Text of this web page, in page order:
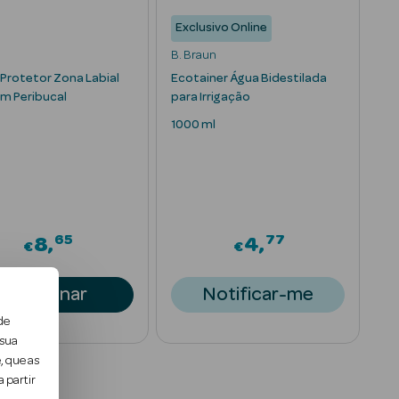
que as
partir
Zona Labial
Peribucal
€8 65
Adicionar
Exclusivo Online
B. Braun
Ecotainer Água Bidestilada
para Irrigação
1000 ml
€4 77
Notificar-me